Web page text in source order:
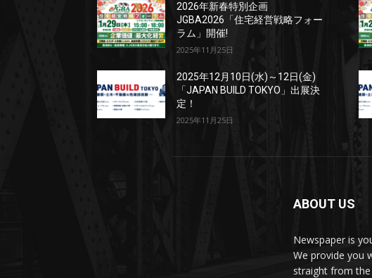
2026年新春特別企画
JGBA2026「住宅経営戦略フォー
ラム」開催!
2025年11月25日
2025年12月10日(水)～12日(金)
「JAPAN BUILD TOKYO」出展決
定！
2025年11月25日
ABOUT US
Newspaper is
We provide you
straight from